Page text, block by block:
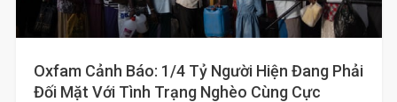
Oxfam Cảnh Báo: 1/4 Tỷ Người Hiện Đang Phải
Đối Mặt Với Tình Trạng Nghèo Cùng Cực